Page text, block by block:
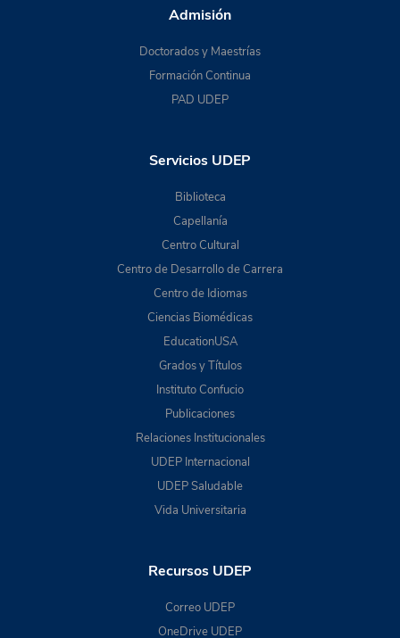
Admisión
Doctorados y Maestrías
Formación Continua
PAD UDEP
Servicios UDEP
Biblioteca
Capellanía
Centro Cultural
Centro de Desarrollo de Carrera
Centro de Idiomas
Ciencias Biomédicas
EducationUSA
Grados y Títulos
Instituto Confucio
Publicaciones
Relaciones Institucionales
UDEP Internacional
UDEP Saludable
Vida Universitaria
Recursos UDEP
Correo UDEP
OneDrive UDEP